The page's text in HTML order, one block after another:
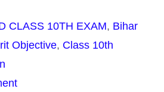
CLASS 10TH EXAM, Bihar
Objective, Class 10th